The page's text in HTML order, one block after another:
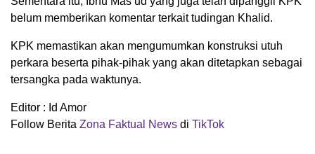
belum memberikan komentar terkait tudingan Khalid.
KPK memastikan akan mengumumkan konstruksi utuh
perkara beserta pihak-pihak yang akan ditetapkan sebagai
tersangka pada waktunya.
Editor : Id Amor
Follow Berita Zona Faktual News di TikTok